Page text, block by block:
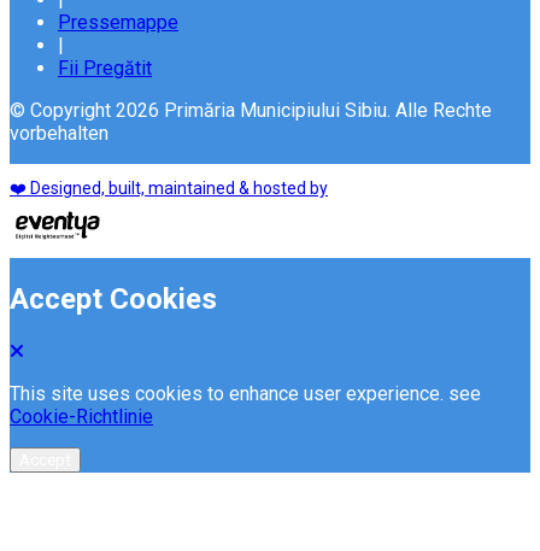
Pressemappe
Fii Pregătit
© Copyright 2026 Primăria Municipiului Sibiu. Alle Rechte
vorbehalten
❤️ Designed, built, maintained & hosted by
Accept Cookies
This site uses cookies to enhance user experience. see
Cookie-Richtlinie